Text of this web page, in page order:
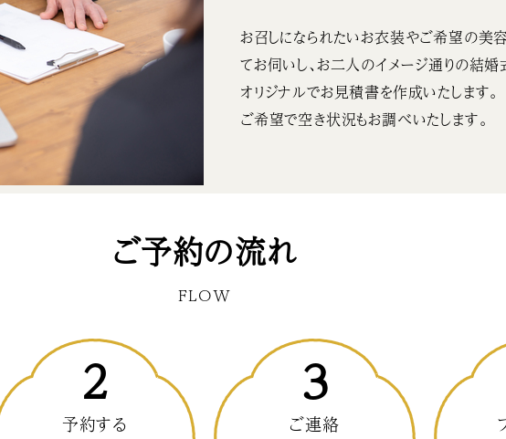
お召しになられたいお衣装やご希望の美
てお伺いし、お二人のイメージ通りの結婚
オリジナルでお見積書を作成いたします。
ご希望で空き状況もお調べいたします。
ご予約の流れ
FLOW
2
予約する
3
ご連絡